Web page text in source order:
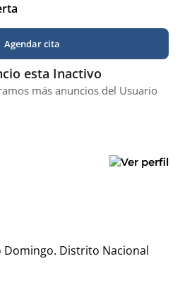
Agendar cita
esta Inactivo
más anuncios del Usuario
Domingo. Distrito Nacional